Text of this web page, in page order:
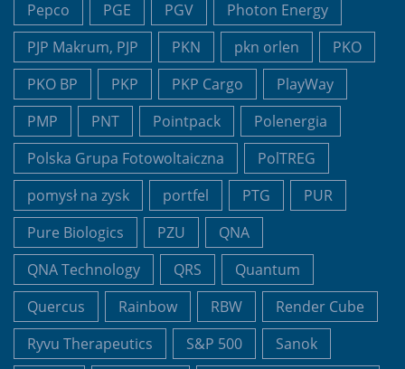
Pepco
PGE PGV
Photon Energy
PJP Makrum, PJP
PKN pkn orlen
PKO
PKO BP
PKP PKP Cargo
PlayWay
PMP
PNT Pointpack
Polenergia
Polska Grupa Fotowoltaiczna
PolTREG
pomysł na zysk
portfel PTG
PUR
Pure Biologics
PZU
QNA
QNA Technology
QRS
Quantum
Quercus
Rainbow RBW
Render Cube
Ryvu Therapeutics
S&P 500
Sanok